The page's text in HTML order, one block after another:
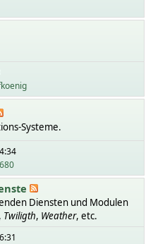
Systeme.
Diensten und Modulen
, Twiligth, Weather, etc.